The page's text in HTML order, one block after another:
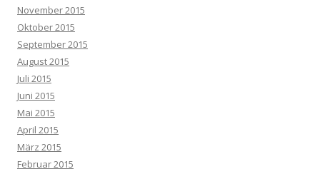
November 2015
Oktober 2015
September 2015
August 2015
Juli 2015
Juni 2015
Mai 2015
April 2015
März 2015
Februar 2015